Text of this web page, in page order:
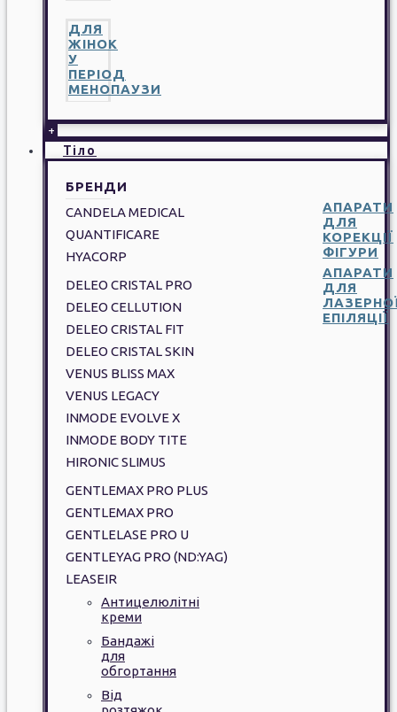
ДЛЯ
ЖІНОК
У
ПЕРІОД
МЕНОПАУЗИ
+
Тіло
БРЕНДИ
CANDELA MEDICAL
QUANTIFICARE
HYACORP
АПАРАТИ
ДЛЯ
КОРЕКЦІЇ
ФІГУРИ
DELEO CRISTAL PRO
DELEO CELLUTION
DELEO CRISTAL FIT
DELEO CRISTAL SKIN
VENUS BLISS MAX
VENUS LEGACY
INMODE EVOLVE X
INMODE BODY TITE
HIRONIC SLIMUS
АПАРАТИ
ДЛЯ
ЕПІЛЯЦІЇ
GENTLEMAX PRO PLUS
GENTLEMAX PRO
GENTLELASE PRO U
GENTLEYAG PRO (ND:YAG)
LEASEIR
Антицелюлітні
креми
Бандажі
для
обгортання
Від